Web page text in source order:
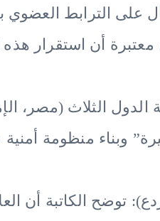
على الترابط
أن استقرار
الدول الثلاث (مصر،
وبناء منظومة أمنية
توضح الكاتبة أن